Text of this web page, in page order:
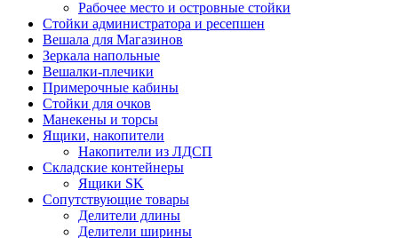
Рабочее место и островные стойки
Стойки администратора и ресепшен
Вешала для Магазинов
Зеркала напольные
Вешалки-плечики
Примерочные кабины
Стойки для очков
Манекены и торсы
Ящики, накопители
Накопители из ЛДСП
Складские контейнеры
Ящики SK
Сопутствующие товары
Делители длины
Делители ширины